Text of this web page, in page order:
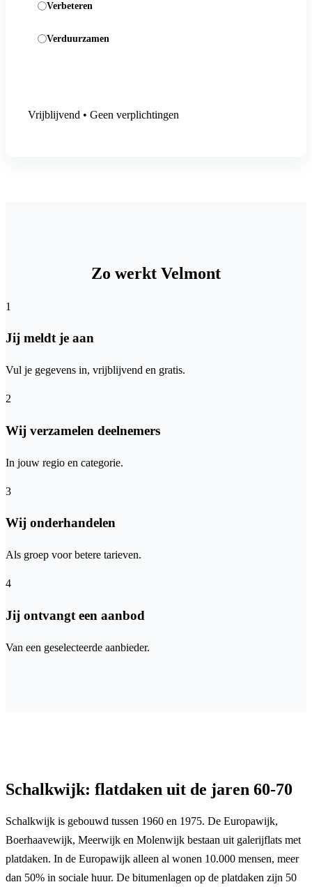
Verbeteren
Verduurzamen
Vrijblijvend • Geen verplichtingen
Zo werkt Velmont
1
Jij meldt je aan
Vul je gegevens in, vrijblijvend en gratis.
2
Wij verzamelen deelnemers
In jouw regio en categorie.
3
Wij onderhandelen
Als groep voor betere tarieven.
4
Jij ontvangt een aanbod
Van een geselecteerde aanbieder.
Schalkwijk: flatdaken uit de jaren 60-70
Schalkwijk is gebouwd tussen 1960 en 1975. De Europawijk,
Boerhaavewijk, Meerwijk en Molenwijk bestaan uit galerijflats met
platdaken. In de Europawijk alleen al wonen 10.000 mensen, meer
dan 50% in sociale huur. De bitumenlagen op de platdaken zijn 50